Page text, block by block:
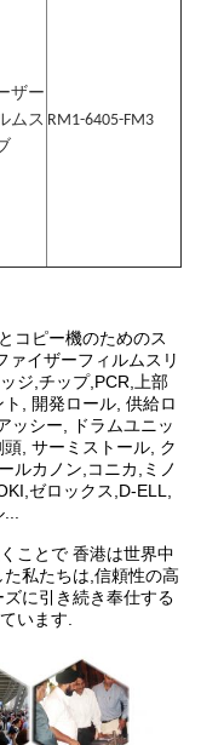
ザー
ムス RM1-6405-FM3
コピー機のためのス
ァイザーフィルムスリ
ジ,チップ,PCR,上部
, 開発ロール, 供給ロ
ッシー, ドラムユニッ
, サーミストール, ク
ルカノン,コニカ,ミノ
ゼロックス,D-ELL,
ことで 香港は世界中
私たちは,信頼性の高
に引き続き奉仕する
います.